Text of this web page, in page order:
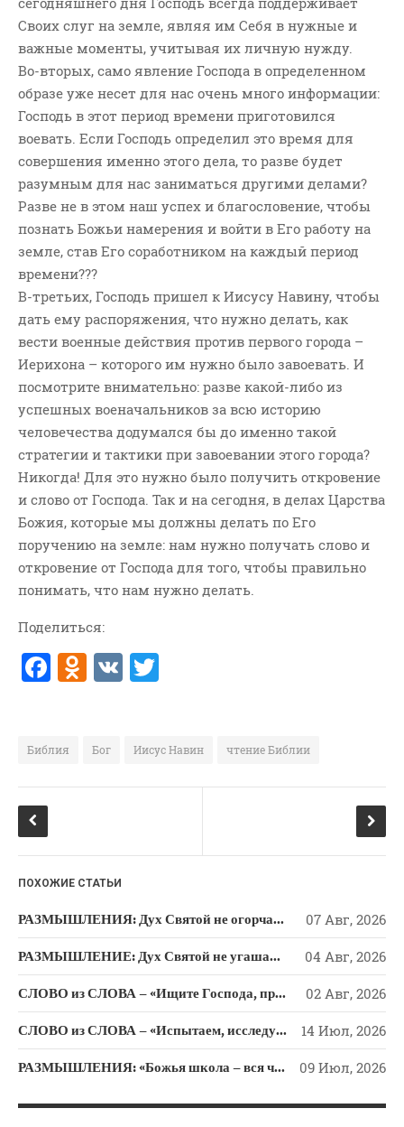
Своих слуг на земле, являя им Себя в нужные и
важные моменты, учитывая их личную нужду.
Во-вторых, само явление Господа в определенном
образе уже несет для нас очень много информации:
Господь в этот период времени приготовился
воевать. Если Господь определил это время для
совершения именно этого дела, то разве будет
разумным для нас заниматься другими делами?
Разве не в этом наш успех и благословение, чтобы
познать Божьи намерения и войти в Его работу на
земле, став Его соработником на каждый период
времени???
В-третьих, Господь пришел к Иисусу Навину, чтобы
дать ему распоряжения, что нужно делать, как
вести военные действия против первого города –
Иерихона – которого им нужно было завоевать. И
посмотрите внимательно: разве какой-либо из
успешных военачальников за всю историю
человечества додумался бы до именно такой
стратегии и тактики при завоевании этого города?
Никогда! Для это нужно было получить откровение
и слово от Господа. Так и на сегодня, в делах Царства
Божия, которые мы должны делать по Его
поручению на земле: нам нужно получать слово и
откровение от Господа для того, чтобы правильно
понимать, что нам нужно делать.
Поделиться:
F
a
e
b
k
O
d
o
kl
ni
ki
V
K
te
r
Библия Бог Иисус Навин чтение Библии
ПОХОЖИЕ СТАТЬИ
РАЗМЫШЛЕНИЯ: Дух Святой не огорчайте и не оскорбляйте! 07 Авг, 2026
РАЗМЫШЛЕНИЕ: Дух Святой не угашайте! 04 Авг, 2026
СЛОВО из СЛОВА – «Ищите Господа, призывайте Его» (Исаии 55) 02 Авг, 2026
СЛОВО из СЛОВА – «Испытаем, исследуем пути свои и обратимся к Господу» 14 Июл, 2026
РАЗМЫШЛЕНИЯ: «Божья школа – вся человеческая жизнь» 09 Июл, 2026